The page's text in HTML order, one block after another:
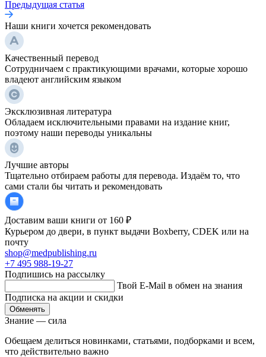
Предыдущая статья
Наши книги хочется рекомендовать
Качественный перевод
Сотрудничаем с практикующими врачами, которые хорошо
владеют английским языком
Эксклюзивная литература
Обладаем исключительными правами на издание книг,
поэтому наши переводы уникальны
Лучшие авторы
Тщательно отбираем работы для перевода. Издаём то, что
сами стали бы читать и рекомендовать
Доставим ваши книги от 160 ₽
Курьером до двери, в пункт выдачи Boxberry, CDEK или на
почту
shop@medpublishing.ru
+7 495 988-19-27
Подпишись на рассылку
Твой E-Mail в обмен на знания
Подписка на акции и скидки
Обменять
Знание — сила
Обещаем делиться новинками, статьями, подборками и всем,
что действительно важно